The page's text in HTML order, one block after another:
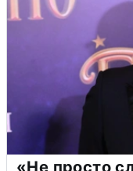
«Не просто